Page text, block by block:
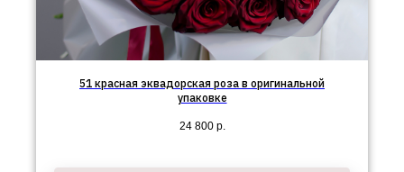
51 красная эквадорская роза в оригинальной
упаковке
24 800 р.